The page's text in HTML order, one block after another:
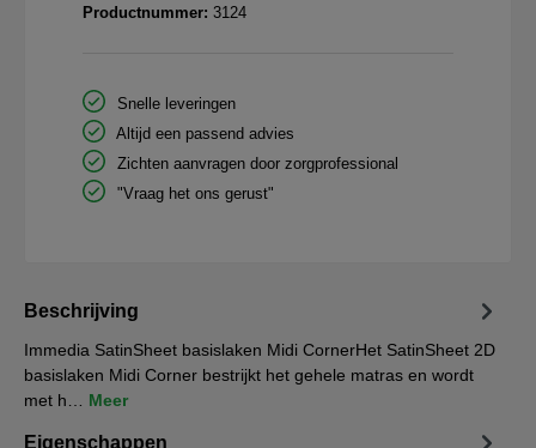
Productnummer: 3124
Snelle leveringen
Altijd een passend advies
Zichten aanvragen door zorgprofessional
"Vraag het ons gerust"
Beschrijving
Immedia SatinSheet basislaken Midi CornerHet SatinSheet 2D
basislaken Midi Corner bestrijkt het gehele matras en wordt
met h… Meer
Eigenschappen